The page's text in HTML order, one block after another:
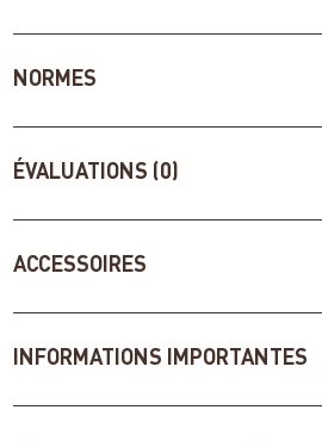
NORMES
ÉVALUATIONS (0)
ACCESSOIRES
INFORMATIONS IMPORTANTES